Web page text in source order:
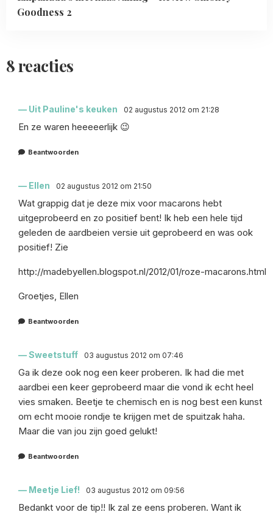
Goodness 2
8 reacties
Uit Pauline's keuken 02 augustus 2012 om 21:28
En ze waren heeeeerlijk 😉
Beantwoorden
Ellen 02 augustus 2012 om 21:50
Wat grappig dat je deze mix voor macarons hebt
uitgeprobeerd en zo positief bent! Ik heb een hele tijd
geleden de aardbeien versie uit geprobeerd en was ook
positief! Zie
http://madebyellen.blogspot.nl/2012/01/roze-macarons.html
Groetjes, Ellen
Beantwoorden
Sweetstuff 03 augustus 2012 om 07:46
Ga ik deze ook nog een keer proberen. Ik had die met
aardbei een keer geprobeerd maar die vond ik echt heel
vies smaken. Beetje te chemisch en is nog best een kunst
om echt mooie rondje te krijgen met de spuitzak haha.
Maar die van jou zijn goed gelukt!
Beantwoorden
Meetje Lief! 03 augustus 2012 om 09:56
Bedankt voor de tip!! Ik zal ze eens proberen. Want ik